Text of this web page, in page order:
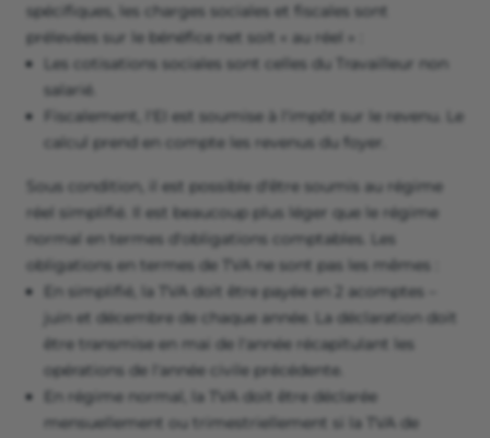
spécifiques, les charges sociales et fiscales sont
prélevées sur le bénéfice net soit « au réel » :
Les cotisations sociales sont celles du Travailleur non
salarié.
Fiscalement, l'EI est soumise à l'impôt sur le revenu. Le
calcul prend en compte les revenus du foyer.
Sous condition, il est possible d'être soumis au régime
réel simplifié. Il est beaucoup plus léger que le régime
normal en termes d'obligations comptables. Les
obligations en termes de TVA ne sont pas les mêmes :
En simplifié, la TVA doit être payée en 2 acomptes –
juin et décembre de chaque année. La déclaration doit
être transmise en mai de l'année récapitulant les
opérations de l'année civile précédente.
En régime normal, la TVA doit être déclarée
mensuellement ou trimestriellement si la TVA de